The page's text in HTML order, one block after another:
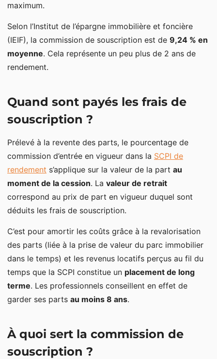
maximum.
Selon l’Institut de l’épargne immobilière et foncière
(IEIF), la commission de souscription est de 9,24 % en
moyenne. Cela représente un peu plus de 2 ans de
rendement.
Quand sont payés les frais de
souscription ?
Prélevé à la revente des parts, le pourcentage de
commission d’entrée en vigueur dans la SCPI de
rendement s’applique sur la valeur de la part au
moment de la cession. La valeur de retrait
correspond au prix de part en vigueur duquel sont
déduits les frais de souscription.
C’est pour amortir les coûts grâce à la revalorisation
des parts (liée à la prise de valeur du parc immobilier
dans le temps) et les revenus locatifs perçus au fil du
temps que la SCPI constitue un placement de long
terme. Les professionnels conseillent en effet de
garder ses parts au moins 8 ans.
À quoi sert la commission de
souscription ?